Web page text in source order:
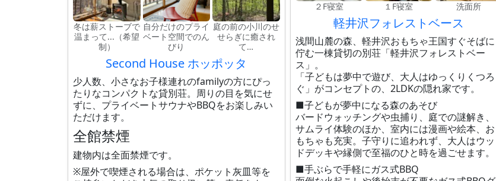
冬は薪ストーブで
温まって...（希望
制）
自分だけのプライ
ベート空間でのん
びり
庭の前の小川のせ
せらぎに癒され
て…
Second House ホッポッタ
少人数、小さなお子様連れのfamilyの方にぴっ
たりなコンパクトな貸別荘。周りの目を気にせ
ずに、プライベートサウナやBBQをお楽しみい
ただけます。
全館禁煙
建物内は全面禁煙です。
※屋外で喫煙される場合は、ポケット灰皿等を
２F寝室 １F寝室 洗面所
軽井沢フォレストベース
浅間山麓の森、軽井沢おもちゃ王国すぐそばに
佇む一棟貸切の別荘「軽井沢フォレストベー
ス」。
「子どもは夢中で遊び、大人はゆっくりくつろ
ぐ」がコンセプトの、2LDKの隠れ家です。
■子どもが夢中になる森のあそび
バードウォッチングや虫捕り、庭での謎解き、
サムライ体験のほか、室内には漫画や絵本、お
もちゃも充実。子守りに追われず、大人はウッ
ドデッキや縁側で至福のひと時を過ごせます。
■手ぶらで手軽にガス式BBQ